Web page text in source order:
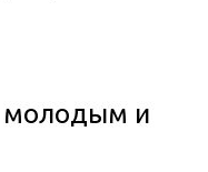
молодым и